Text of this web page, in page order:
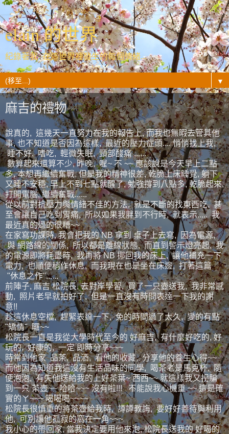
elain 的世界
紀錄著我- 在這世界裡發生的每個情緒...
▼
麻吉的禮物
說真的, 這幾天一直努力在我的報告上, 而我也無暇去管其他
事, 也不知道是否因為這樣, 最近的壓力症頭.... 悄悄找上我,
睡不好, 嗜吃, 輕微失眠, 頸部酸痛 ......
數算起來還算不少, 昨晚, 喔~ 不 ~~ 應該說是今天早上二點
多, 本想再繼續奮戰, 但是我的精神很差, 乾脆上床睡覺, 躺下
又睡不安穩, 早上不到七點就醒了, 勉強撐到八點多, 乾脆起來,
打開電腦, 繼續奮戰......
從以前對抗壓力與情緒不佳的方法, 就是不斷的找東西吃, 甚
至會讓自己吃到胃痛, 所以如果我胖到不行時, 就表示..... 我
最近真的過的很糟~~
在家寫功課時, 我會把我的 NB 拿到 桌子上去寫, 因為電源,
與 網路線的關係, 所以都是離線狀態, 而直到警示燈亮起, 我
的電源即將耗盡時, 我再將 NB 挪回我的床上, 讓他補充一下
電力, 也順便稍作休息, 而我現在也是坐在床邊, 打著這篇
"休息之作"......
前陣子, 麻吉 松院長, 去對岸學習, 買了一只壺送我, 我非常感
動, 照片老早就拍好了, 但是一直沒有時間表達一下我的謝
意!!
趁這休息空檔, 趕緊表達一下, 免的時間過了太久, 變的有點
"矯情" 囉~~
松院長一直是我從大學時代至今的 好麻吉, 有什麼好吃的, 好
玩的, 好康的, 一定 即時分享~~~
時常到他家 品茶, 品酒, 看他的收藏, 分享他的養生心得~~
而他因為知道我這沒有生活品味的同學, 喝茶老是馬克杯, 隨
便泡泡, 有失他送給我的上好茶葉~ 西西~~ 就這樣我又拐騙
到一只 茶壺~~ 哈哈~~~ 沒有啦!!! 不能說我心機重 ~~ 這是確
實的ㄚ~~~ 喝喝喝~~~~
松院長很慎重的將茶壺給我時, 譐譐教誨, 要好好善待與利用
他, 可別讓他孤寂的窩在一角~~~
我小心的帶回家, 當我決定要用他來泡, 松院長送我的 好喝的